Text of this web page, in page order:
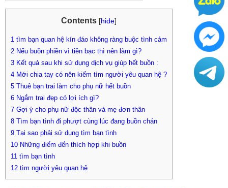
Contents [hide]
1 tìm bạn quan hệ kín đáo không ràng buộc tình cảm
2 Nếu buồn phiền vì tiền bạc thì nên làm gì?
3 Kết quả sau khi sử dụng dịch vụ giúp hết buồn :
4 Mới chia tay có nên kiếm tìm người yêu quan hệ ?
5 Thuê bạn trai làm cho phụ nữ hết buồn
6 Ngắm trai đẹp có lợi ích gì?
7 Gợi ý cho phụ nữ độc thân và mẹ đơn thân
8 Tìm bạn tình đi phượt cùng lúc đang buồn chán
9 Tại sao phải sử dụng tìm bạn tình
10 Những điểm đến thích hợp khi buồn
11 tìm bạn tình
12 tìm người yêu quan hệ